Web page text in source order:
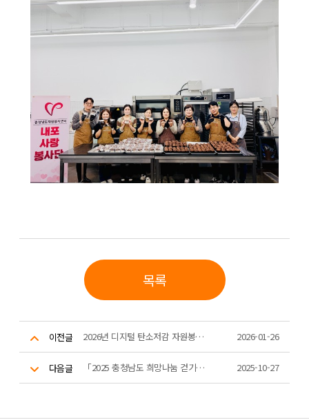
목록
이전글 2026년 디지털 탄소저감 자원봉사 활동 그린웨일 1차 강사 스터디 및 시연 2026-01-26
다음글 「2025 충청남도 희망나눔 걷기대회」 2025-10-27